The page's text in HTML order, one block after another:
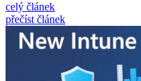
celý článek
přečíst článek